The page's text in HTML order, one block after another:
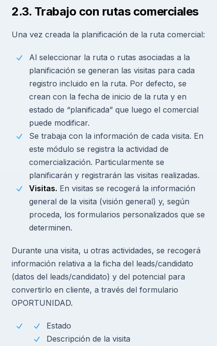
2.3. Trabajo con rutas comerciales
Una vez creada la planificación de la ruta comercial:
Al seleccionar la ruta o rutas asociadas a la
planificación se generan las visitas para cada
registro incluido en la ruta. Por defecto, se
crean con la fecha de inicio de la ruta y en
estado de “planificada” que luego el comercial
puede modificar.
Se trabaja con la información de cada visita. En
este módulo se registra la actividad de
comercialización. Particularmente se
planificarán y registrarán las visitas realizadas.
Visitas. En visitas se recogerá la información
general de la visita (visión general) y, según
proceda, los formularios personalizados que se
determinen.
Durante una visita, u otras actividades, se recogerá
información relativa a la ficha del leads/candidato
(datos del leads/candidato) y del potencial para
convertirlo en cliente, a través del formulario
OPORTUNIDAD.
Estado
Descripción de la visita